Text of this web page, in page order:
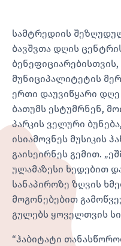
სამტრედიის
ბავშვთა დღის
მუნიციპალიტეტის
ერთი დაუვიწყარი დღე
ბათუმს ესტუმრნენ,
პარკის ველური
ისიამოვნეს მუსიკის
გაისეირნეს გემით.
ულამაზესი ხედებით
სანაპიროზე ზღვის
მოგონებებით
გულებს ყოველთვის
“ჰაბიტატი